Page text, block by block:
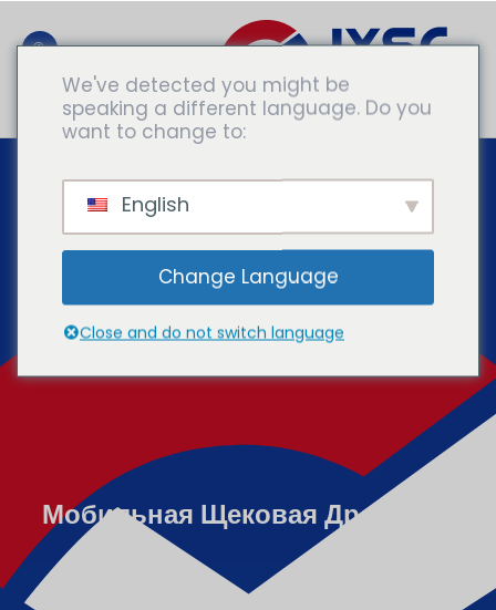
Обратитесь К Экспертам
Мобильная Щековая Дробилка
We've detected you might be
speaking a different language. Do you
want to change to:
English
Change Language
Close and do not switch language